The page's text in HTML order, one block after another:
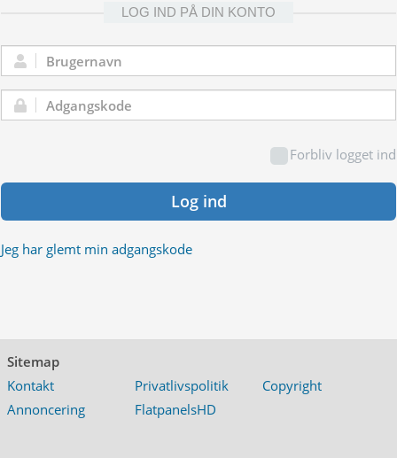
LOG IND PÅ DIN KONTO
Brugernavn:
Adgangskode:
Forbliv logget ind
Log ind
Jeg har glemt min adgangskode
Sitemap
Kontakt
Privatlivspolitik
Copyright
Annoncering
FlatpanelsHD